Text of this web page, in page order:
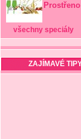
Prostřeno
všechny speciály
ZAJÍMAVÉ